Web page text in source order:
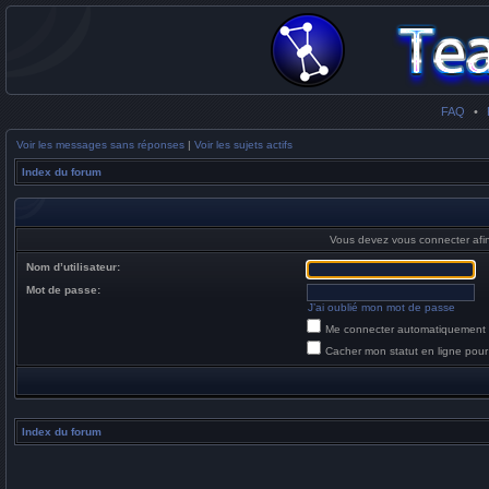
FAQ •
Voir les messages sans réponses | Voir les sujets actifs
Index du forum
Vous devez vous connecter
Nom d’utilisateur:
Mot de passe:
J’ai oublié mon mot de passe
Me connecter
Cacher mon statut en ligne
Index du forum